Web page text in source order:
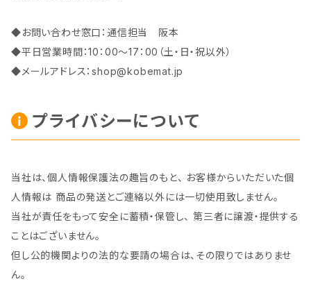
◆お問い合わせ窓口：通信担当 阪本
◆平日営業時間：10：00～17：00（土・日・祝以外）
◆メールアドレス：shop@kobemat.jp
プライバシーについて
当社は、個人情報保護法の趣旨のもと、 お客様からいただいた個
人情報は 商品の発送とご連絡以外には一切使用致しません。
当社が責任をもって安全に蓄積・保管し、 第三者に譲渡・提供する
ことはございません。
但し公的機関よりの法的な要請の場合は、その限りではありませ
ん。